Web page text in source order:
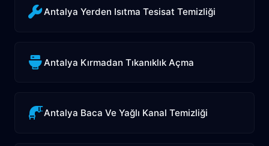
Antalya Yerden Isıtma Tesisat Temizliği
Antalya Kırmadan Tıkanıklık Açma
Antalya Baca Ve Yağlı Kanal Temizliği